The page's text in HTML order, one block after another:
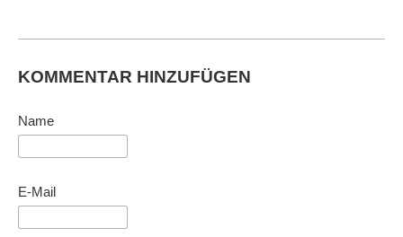
KOMMENTAR HINZUFÜGEN
Name
E-Mail